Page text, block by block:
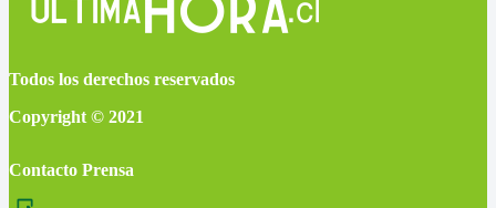
Todos los derechos reservados
Copyright © 2021
Contacto Prensa